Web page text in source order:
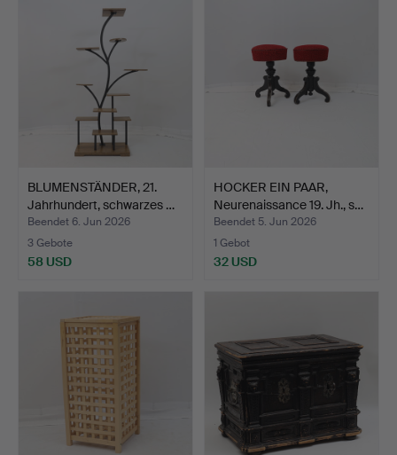
BLUMENSTÄNDER, 21.
Jahrhundert, schwarzes …
Beendet 6. Jun 2026
3 Gebote
58 USD
HOCKER EIN PAAR,
Neurenaissance 19. Jh., s…
Beendet 5. Jun 2026
1 Gebot
32 USD